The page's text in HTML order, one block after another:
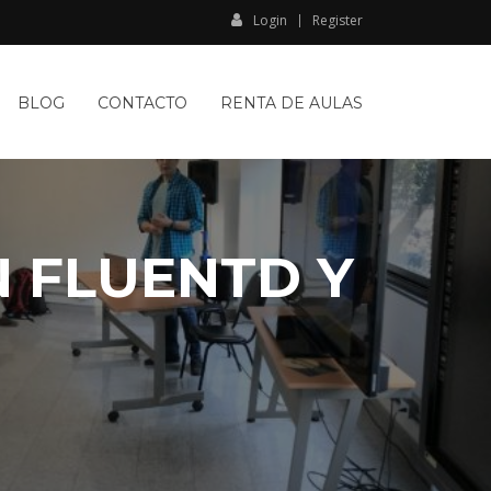
Login Register
BLOG CONTACTO RENTA DE AULAS
FLUENTD Y